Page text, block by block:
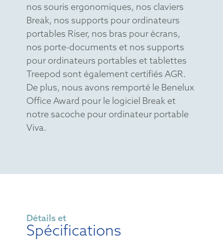
nos souris ergonomiques, nos claviers
Break, nos supports pour ordinateurs
portables Riser, nos bras pour écrans,
nos porte-documents et nos supports
pour ordinateurs portables et tablettes
Treepod sont également certifiés AGR.
De plus, nous avons remporté le Benelux
Office Award pour le logiciel Break et
notre sacoche pour ordinateur portable
Viva.
Détails et
Spécifications